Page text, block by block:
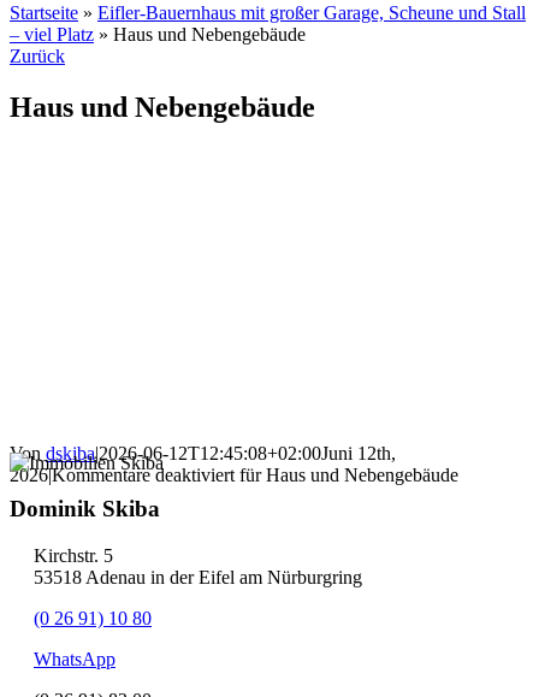
Startseite » Eifler-Bauernhaus mit großer Garage, Scheune und Stall
– viel Platz » Haus und Nebengebäude
Zurück
Haus und Nebengebäude
Von dskiba|2026-06-12T12:45:08+02:00Juni 12th,
2026|Kommentare deaktiviert für Haus und Nebengebäude
Dominik Skiba
Kirchstr. 5
53518 Adenau in der Eifel am Nürburgring
(0 26 91) 10 80
WhatsApp